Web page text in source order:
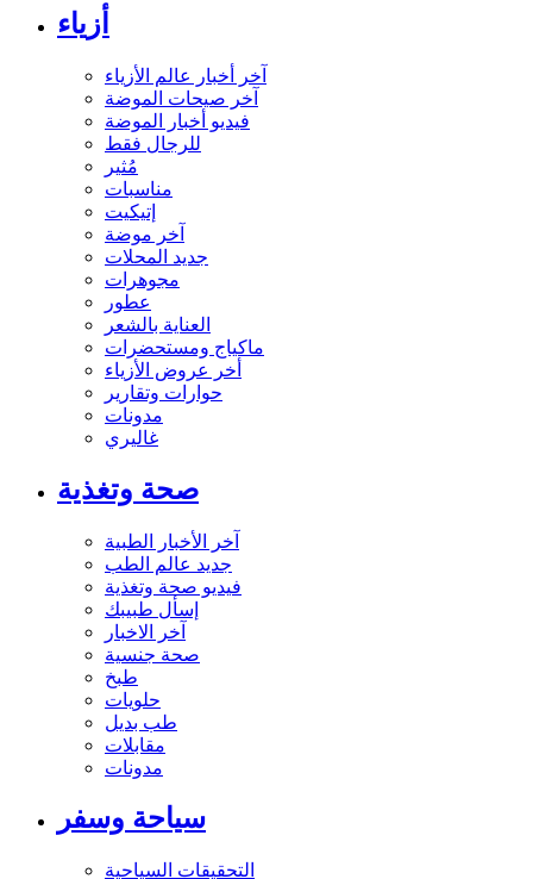
أزياء
آخر أخبار عالم الأزياء
آخر صيحات الموضة
فيديو أخبار الموضة
للرجال فقط
مُثير
مناسبات
إتيكيت
آخر موضة
جديد المحلات
مجوهرات
عطور
العناية بالشعر
ماكياج ومستحضرات
أخر عروض الأزياء
حوارات وتقارير
مدونات
غاليري
صحة وتغذية
آخر الأخبار الطبية
جديد عالم الطب
فيديو صحة وتغذية
إسأل طبيبك
آخر الاخبار
صحة جنسية
طبخ
حلويات
طب بديل
مقابلات
مدونات
سياحة وسفر
التحقيقات السياحية